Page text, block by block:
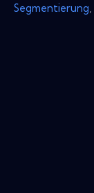
Segmentierung